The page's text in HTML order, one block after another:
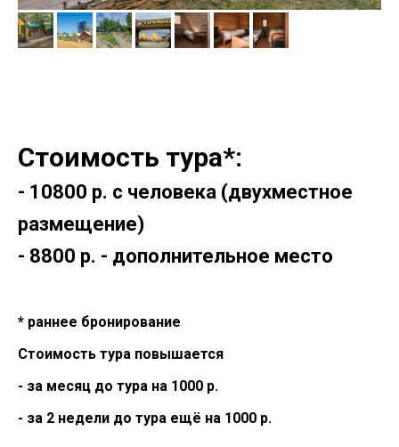
Стоимость тура*:
- 10800 р. с человека (двухместное
размещение)
- 8800 р. - дополнительное место
* раннее бронирование
Стоимость тура повышается
- за месяц до тура на 1000 р.
- за 2 недели до тура ещё на 1000 р.